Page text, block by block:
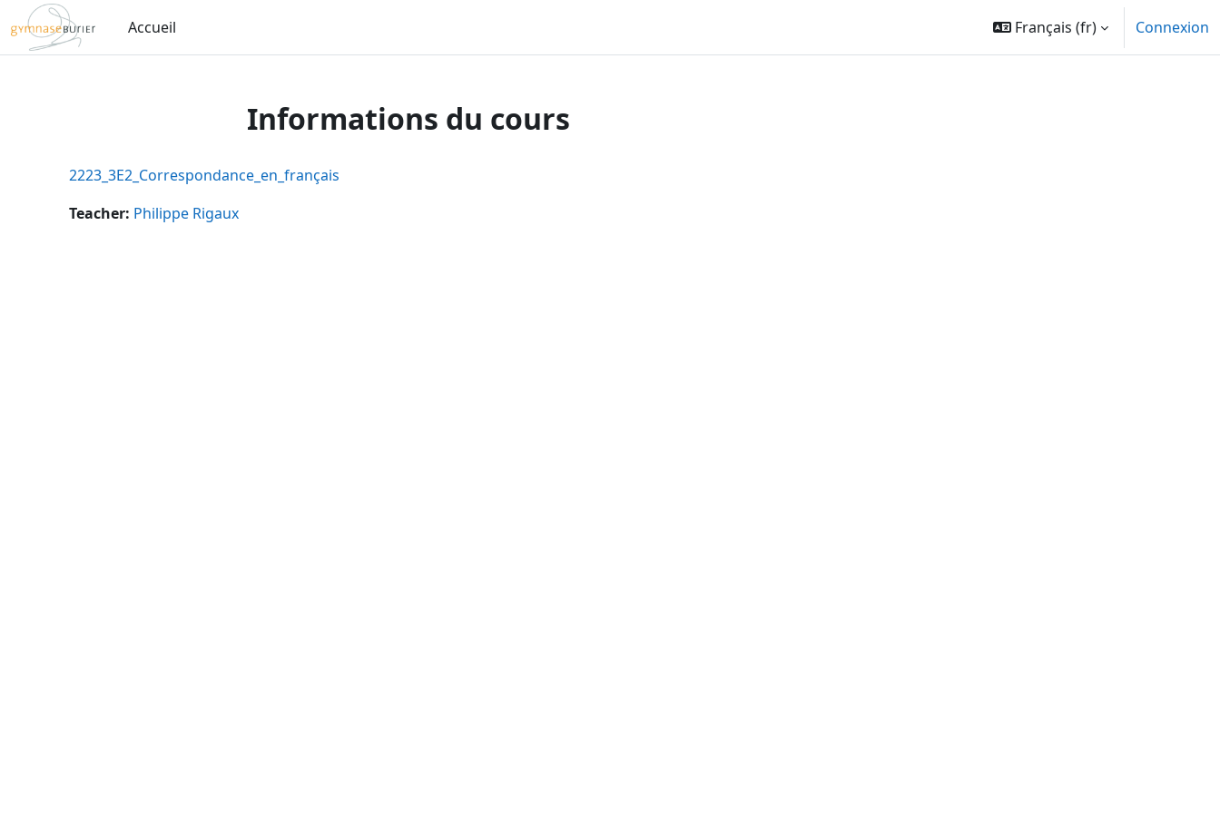
Passer au contenu principal
Accueil
Français ‎(fr)‎ Connexion
Informations du cours
2223_3E2_Correspondance_en_français
Teacher: Philippe Rigaux